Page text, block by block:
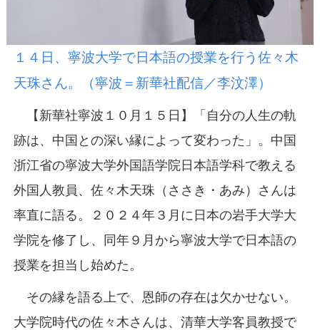
１４日、寧波大学で日本語の授業を行う佐々木
天珠さん。（寧波＝新華社配信／李汶澤）
【新華社寧波１０月１５日】「自分の人生の軌
跡は、中国との深い縁によって変わった」。中国
浙江省の寧波大学外国語学院日本語学科で教える
外国人教員、佐々木天珠（ささき・あみ）さんは
率直に語る。２０２４年３月に日本の岩手大学大
学院を修了し、同年９月から寧波大学で日本語の
授業を担当し始めた。
その縁を語る上で、恩師の存在は欠かせない。
大学院時代の佐々木さんは、清華大学客員教授で